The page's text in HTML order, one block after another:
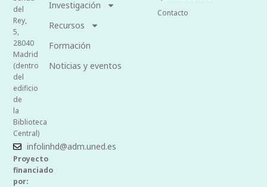
del
Rey,
5,
28040
Madrid
(dentro
del
edificio
de
la
Biblioteca
Central)
infolinhd@adm.uned.es
Proyecto
financiado
por:
Investigación
Recursos
Formación
Noticias y eventos
Contacto